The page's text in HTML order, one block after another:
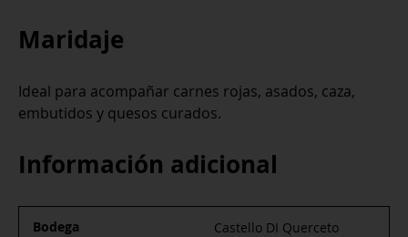
Maridaje
Ideal para acompañar carnes rojas, asados, caza,
embutidos y quesos curados.
Información adicional
Bodega Castello DI Querceto